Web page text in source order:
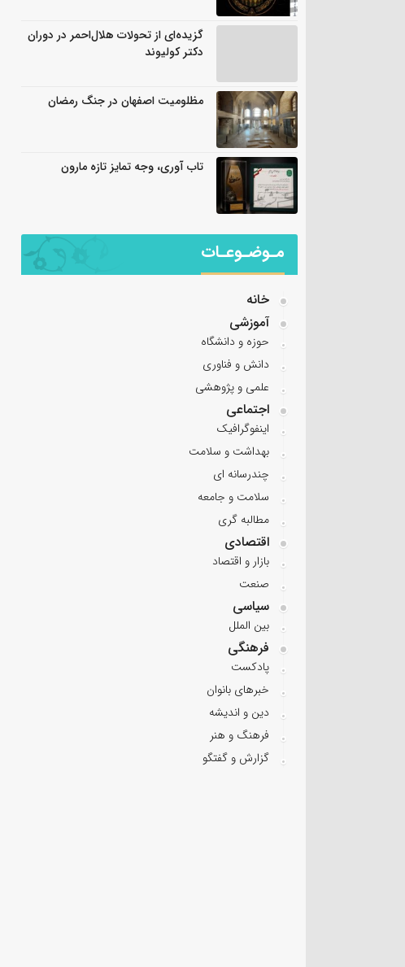
گزیده‌ای از تحولات هلال‌احمر در دوران
دکتر کولیوند
مظلومیت اصفهان در جنگ رمضان
تاب آوری، وجه تمایز تازه مارون
مـوضـوعـات
خانه
آموزشی
حوزه و دانشگاه
دانش و فناوری
علمی و پژوهشی
اجتماعی
اینفوگرافیک
بهداشت و سلامت
چندرسانه ای
سلامت و جامعه
مطالبه گری
اقتصادی
بازار و اقتصاد
صنعت
سیاسی
بین الملل
فرهنگی
پادکست
خبرهای بانوان
دین و اندیشه
فرهنگ و هنر
گزارش و گفتگو